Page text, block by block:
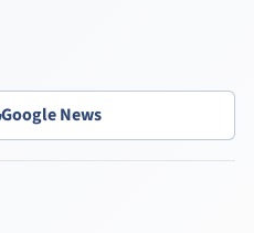
Google News